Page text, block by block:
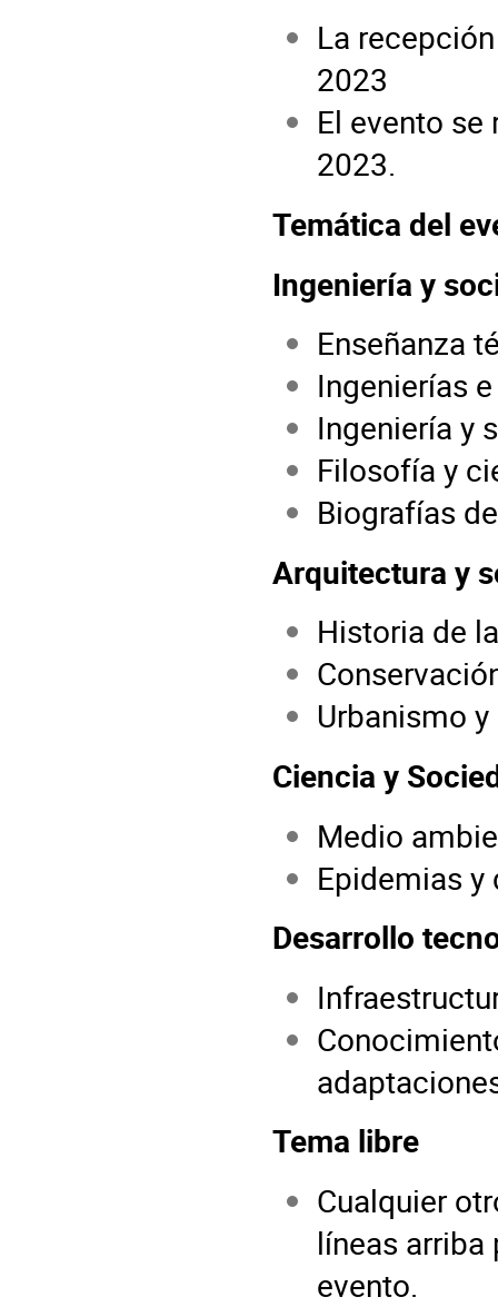
La
2023
El evento
2023.
Temática del
Ingeniería y
Enseñanza
Ingenierías
Ingeniería y
Filosofía y
Biografías
Arquitectura y
Historia de
Urbanismo
Ciencia y
Medio
Epidemias
Desarrollo
Tema libre
Cualquier
líneas
evento.